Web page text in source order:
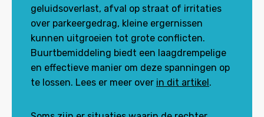
geluidsoverlast, afval op straat of irritaties
over parkeergedrag, kleine ergernissen
kunnen uitgroeien tot grote conflicten.
Buurtbemiddeling biedt een laagdrempelige
en effectieve manier om deze spanningen op
te lossen. Lees er meer over in dit artikel.